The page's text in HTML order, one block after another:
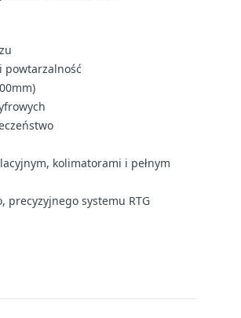
powtarzalność
kolimatorami i pełnym
systemu RTG